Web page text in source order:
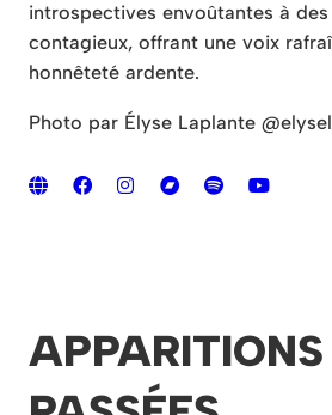
introspectives envoûtantes à
contagieux, offrant une voix
honnêteté ardente.
Photo par Élyse Laplante
APPARITIONS